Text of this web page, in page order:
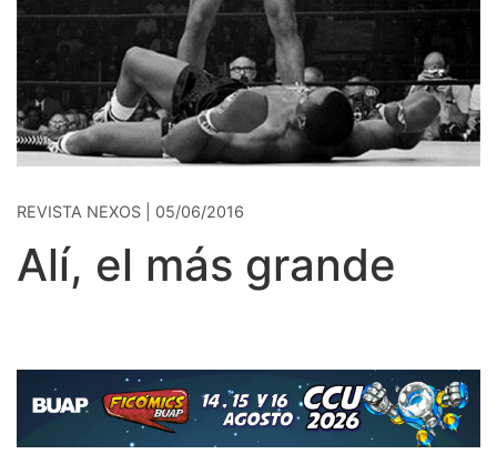
REVISTA NEXOS | 05/06/2016
Alí, el más grande